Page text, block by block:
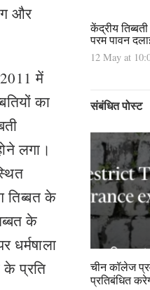
और
में
का
लगा।
तिब्बत के
के
के प्रति
केंद्रीय
परम पावन
12 May at
संबंधित पोस्ट
चीन कॉलेज
प्रतिबंधित